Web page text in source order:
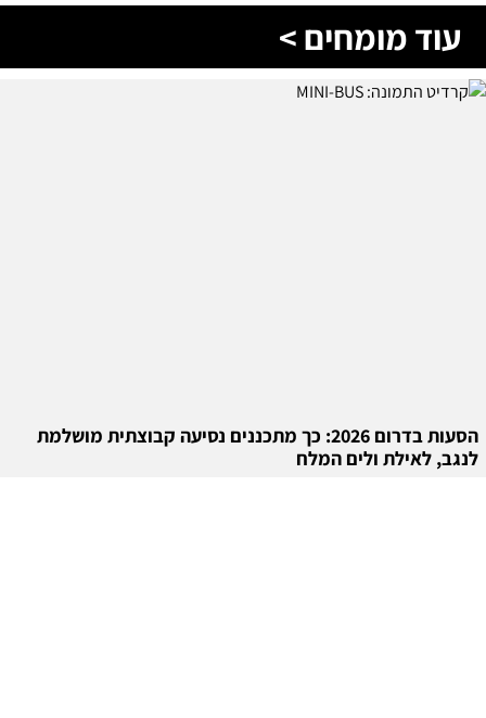
עוד מומחים >
הסעות בדרום 2026: כך מתכננים נסיעה קבוצתית מושלמת
לנגב, לאילת ולים המלח